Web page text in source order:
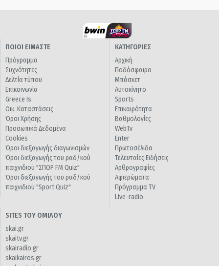
ΠΟΙΟΙ ΕΙΜΑΣΤΕ
Πρόγραμμα
Συχνότητες
Δελτία τύπου
Επικοινωνία
Greece Is
Οικ. Καταστάσεις
Όροι Χρήσης
Προσωπικά Δεδομένα
Cookies
Όροι διεξαγωγής διαγωνισμών
Όροι διεξαγωγής του ραδ/κού
παιχνιδιού "ΣΠΟΡ FM Quiz"
Όροι διεξαγωγής του ραδ/κού
παιχνιδιού "Sport Quiz"
ΚΑΤΗΓΟΡΙΕΣ
Αρχική
Ποδόσφαιρο
Μπάσκετ
Αυτοκίνητο
Sports
Επικαιρότητα
Βαθμολογίες
WebTv
Enter
Πρωτοσέλιδα
Τελευταίες Ειδήσεις
Αρθρογραφίες
Αφιερώματα
Πρόγραμμα TV
Live-radio
SITES ΤΟΥ ΟΜΙΛΟΥ
skai.gr
skaitv.gr
skairadio.gr
skaikairos.gr